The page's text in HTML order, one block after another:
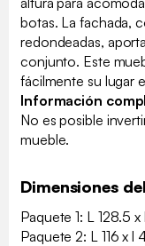
botas. La fachada,
redondeadas,
conjunto. Este
fácilmente su lugar
Información
No es posible
mueble.
Dimensiones
Paquete 1: L 128.5
Paquete 2: L 116 x l